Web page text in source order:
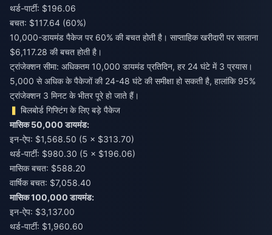
थर्ड-पार्टी: $196.06
बचत: $117.64 (60%)
10,000-डायमंड पैकेज पर 60% की बचत होती है। साप्ताहिक खरीदारी पर सालाना
$6,117.28 की बचत होती है।
ट्रांजेक्शन सीमा: अधिकतम 10,000 डायमंड प्रतिदिन, हर 24 घंटे में 3 प्रयास।
5,000 से अधिक के पैकेजों की 24-48 घंटे की समीक्षा हो सकती है, हालांकि 95%
ट्रांजेक्शन 3 मिनट के भीतर पूरे हो जाते हैं।
बिलबोर्ड गिफ्टिंग के लिए बड़े पैकेज
मासिक 50,000 डायमंड:
इन-ऐप: $1,568.50 (5 × $313.70)
थर्ड-पार्टी: $980.30 (5 × $196.06)
मासिक बचत: $588.20
वार्षिक बचत: $7,058.40
मासिक 100,000 डायमंड:
इन-ऐप: $3,137.00
थर्ड-पार्टी: $1,960.60